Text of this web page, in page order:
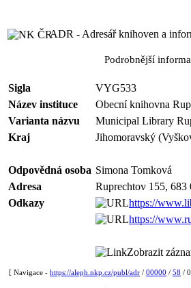
ADR - Adresář knihoven a
Podrobnější
Sigla
VYG533
Název instituce
Obecní knihovna
Varianta názvu
Municipal Library
Kraj
Jihomoravský
Odpovědná osoba Simona Tomková
Adresa
Ruprechtov 155, 683
Odkazy
https://
https://
Zobrazit
[ Navigace - https://aleph.nkp.cz/publ/adr / 00000 / 58 /